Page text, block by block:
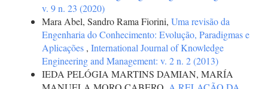
v. 9 n. 23 (2020)
Mara Abel, Sandro Rama Fiorini, Uma revisão da
Engenharia do Conhecimento: Evolução, Paradigmas e
Aplicações , International Journal of Knowledge
Engineering and Management: v. 2 n. 2 (2013)
IEDA PELÓGIA MARTINS DAMIAN, MARÍA